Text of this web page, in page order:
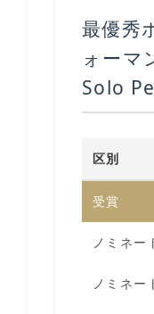
最優秀
ォーマ
Solo
区別
受賞
ノミネー
ノミネー